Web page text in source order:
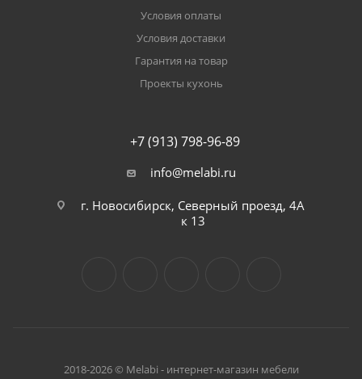
Условия оплаты
Условия доставки
Гарантия на товар
Проекты кухонь
+7 (913) 798-96-89
info@melabi.ru
г. Новосибирск, Северный проезд, 4А
к 13
2018-2026 © Melabi - интернет-магазин мебели